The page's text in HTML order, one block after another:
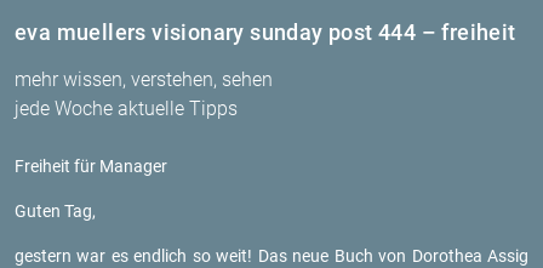
eva muellers visionary sunday post 444 – freiheit
mehr wissen, verstehen, sehen
jede Woche aktuelle Tipps
Frei­heit für Ma­na­ger
Guten Tag,
ges­tern war es end­lich so weit! Das neue Buch von Do­ro­thea Assig